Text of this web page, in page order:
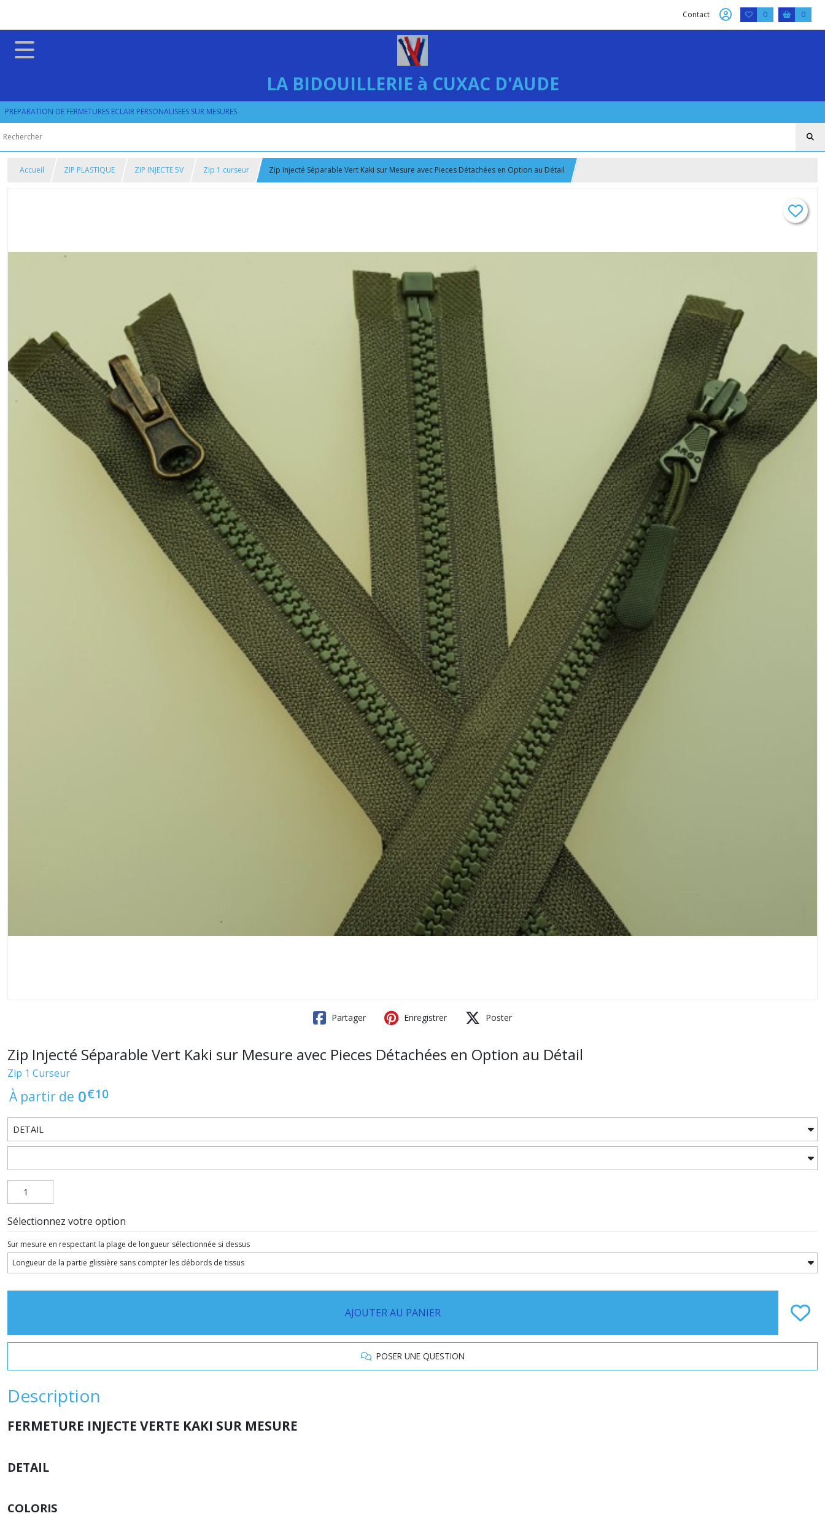
Contact 0 0
LA BIDOUILLERIE à CUXAC D'AUDE
PREPARATION DE FERMETURES ECLAIR PERSONALISEES SUR MESURES
Accueil ZIP PLASTIQUE ZIP INJECTE 5V Zip 1 curseur Zip Injecté Séparable Vert Kaki sur Mesure avec Pieces Détachées en Option au Détail
Partager Enregistrer Poster
Zip Injecté Séparable Vert Kaki sur Mesure avec Pieces Détachées en Option au Détail
Zip 1 Curseur
À partir de 0€10
Sélectionnez votre option
Sur mesure en respectant la plage de longueur sélectionnée si dessus
AJOUTER AU PANIER
POSER UNE QUESTION
Description
FERMETURE INJECTE VERTE KAKI SUR MESURE
DETAIL
COLORIS